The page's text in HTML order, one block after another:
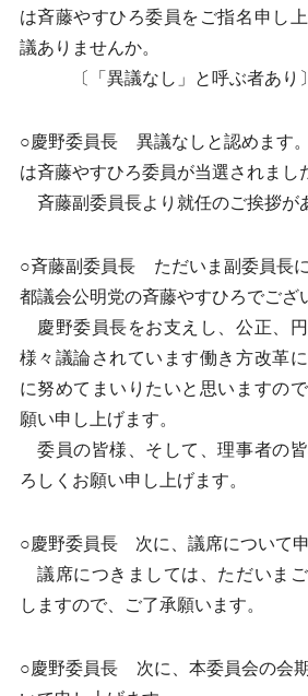
は斉藤やすひろ委員をご指名申し
議ありませんか。
〔「異議なし」と呼ぶ者あり〕
○慶野委員長 異議なしと認めます
は斉藤やすひろ委員が当選されまし
斉藤副委員長より就任のご挨拶が
○斉藤副委員長 ただいま副委員長
都議会公明党の斉藤やすひろでござ
慶野委員長をお支えし、公正、円
様々議論されています働き方改革
に努めてまいりたいと思いますの
願い申し上げます。
委員の皆様、そして、理事者の
ろしくお願い申し上げます。
○慶野委員長 次に、議席について申
議席につきましては、ただいま
しますので、ご了承願います。
○慶野委員長 次に、本委員会の会